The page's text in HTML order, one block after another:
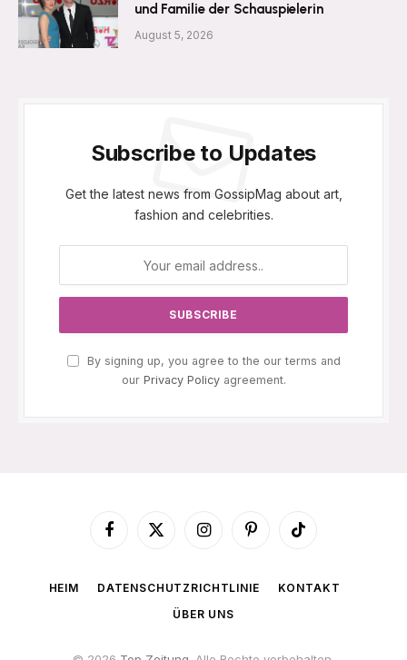
und Familie der Schauspielerin
August 5, 2026
Subscribe to Updates
Get the latest news from GossipMag about art,
fashion and celebrities.
By signing up, you agree to the our terms and
our Privacy Policyagreement.
Facebook
X
InstagramPinterestTikTok
HEIM DATENSCHUTZRICHTLINIE
KONTAKT
ÜBER UNS